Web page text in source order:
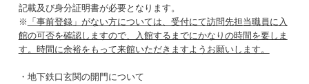
記載及び身分証明書が必要となります。
※ 「事前登録」がない方については、受付にて訪問先担当職員に入
館の可否を確認しますので、入館するまでにかなりの時間を要しま
す。時間に余裕をもって来館いただきますようお願いします。
・地下鉄口玄関の開門について